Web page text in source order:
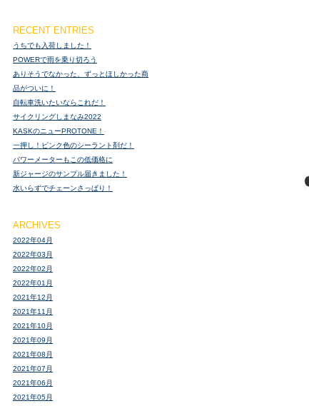
RECENT ENTRIES
うちでも入荷しました！
POWERで雨を乗り切ろう
ありそうでなかった、ずっとほしかった商
品がついに！
自転車洗いたいならこれだ！
サイクリングしまなみ2022
KASKのニューPROTONE！
一押し！ピンク色のシーラント剤だ！
パワーメーターもこの低価格に
新ジャージのサンプル届きました！
水いらずでチェーンさっぱり！
ARCHIVES
2022年04月
2022年03月
2022年02月
2022年01月
2021年12月
2021年11月
2021年10月
2021年09月
2021年08月
2021年07月
2021年06月
2021年05月